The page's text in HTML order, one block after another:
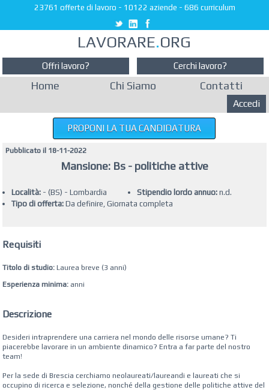
23761 offerte di lavoro - 10122 aziende - 686 curriculum
LAVORARE.ORG
Offri lavoro? Cerchi lavoro?
Home Chi Siamo Contatti
Accedi
Pubblicato il 18-11-2022
Mansione: Bs - politiche attive
PROPONI LA TUA CANDIDATURA
Località:- (BS) - Lombardia Stipendio lordo annuo:n.d.
Tipo di offerta:Da definire, Giornata completa
Requisiti
Titolo di studio: Laurea breve (3 anni)
Esperienza minima: anni
Descrizione
Desideri intraprendere una carriera nel mondo delle risorse umane? Ti
piacerebbe lavorare in un ambiente dinamico? Entra a far parte del nostro
team!
Per la sede di Brescia cerchiamo neolaureati/laureandi e laureati che si
occupino di ricerca e selezione, nonché della gestione delle politiche attive del